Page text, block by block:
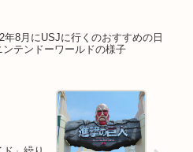
年8月にUSJに行くのおすすめの日
ンテンドーワールドの様子